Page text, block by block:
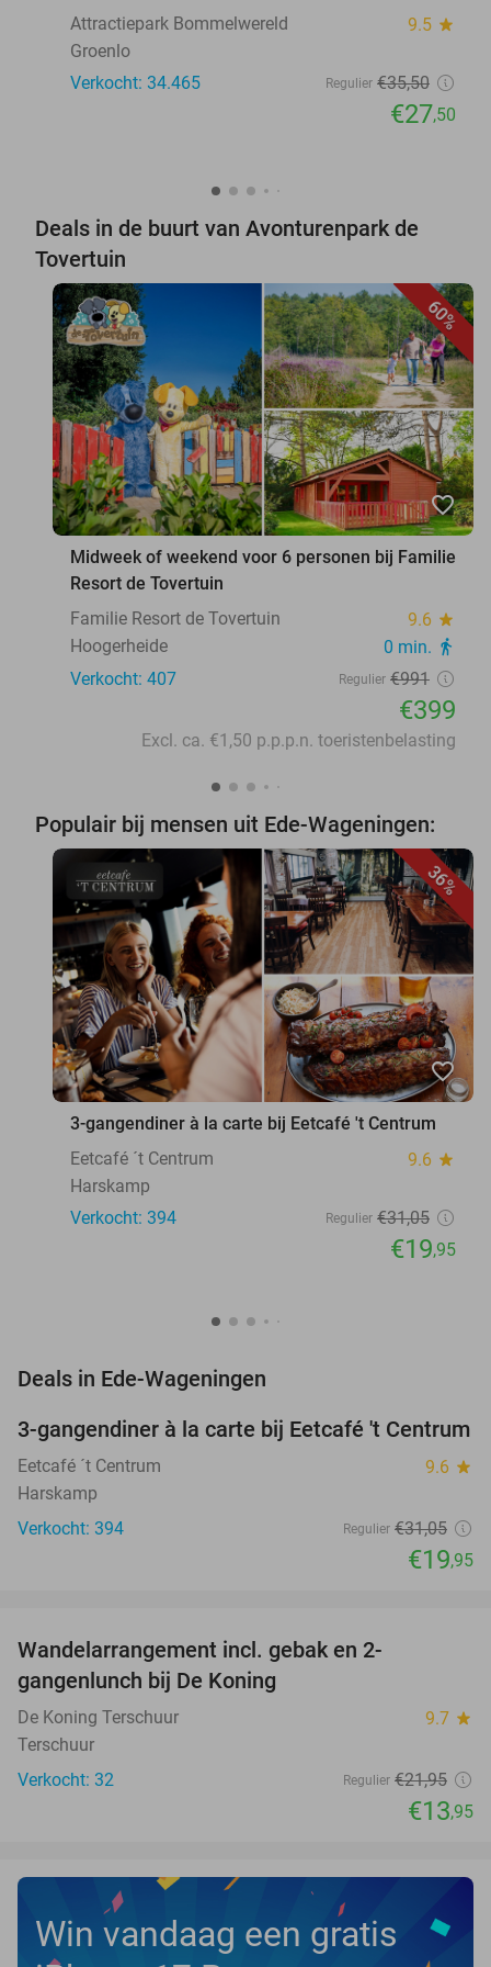
Attractiepark Bommelwereld 9.5 star
Groenlo
Verkocht: 34.465
Regulier €35,50
€27,50
Deals in de buurt van Avonturenpark de
Tovertuin
60%
favorite_border
Midweek of weekend voor 6 personen bij Familie
Resort de Tovertuin
Familie Resort de Tovertuin
9.6 star
Hoogerheide 0 min. directions_walk
Verkocht: 407 Regulier €991
€399
Excl. ca. €1,50 p.p.p.n. toeristenbelasting
Populair bij mensen uit Ede-Wageningen:
36%
favorite_border
3-gangendiner à la carte bij Eetcafé 't Centrum
Eetcafé ´t Centrum
9.6 star
Harskamp
Verkocht: 394
Regulier €31,05
€19,95
Deals in Ede-Wageningen
36%
3-gangendiner à la carte bij Eetcafé 't Centrum
Eetcafé ´t Centrum 9.6 star
Harskamp
Verkocht: 394
Regulier €31,05
€19,95
TODAY
Wandelarrangement incl. gebak en 2-
gangenlunch bij De Koning
De Koning Terschuur 9.7 star
Terschuur
Verkocht: 32
Regulier €21,95
€13,95
Win vandaag een gratis